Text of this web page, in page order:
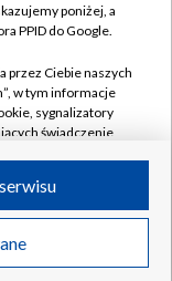
likwidacji
poniżej, a
PPID do Google.
przez Ciebie naszych
w tym informacje
sygnalizatory
świadczenie
przez Ciebie
IP, identyfikatory